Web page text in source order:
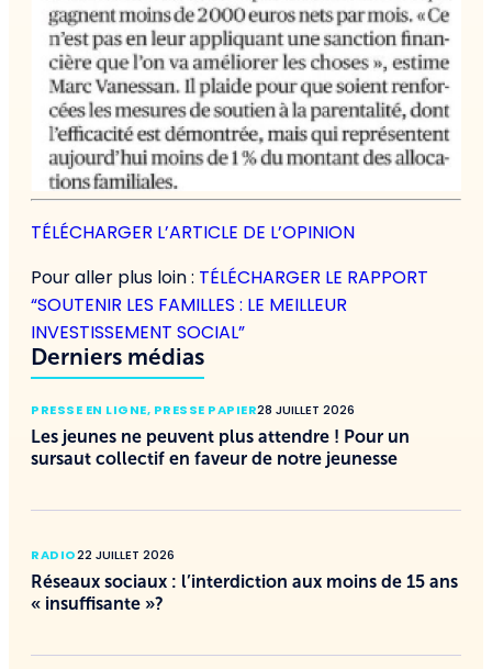
TÉLÉCHARGER L’ARTICLE DE L’OPINION
Pour aller plus loin : TÉLÉCHARGER LE RAPPORT
“SOUTENIR LES FAMILLES : LE MEILLEUR
INVESTISSEMENT SOCIAL”
Derniers médias
PRESSE EN LIGNE, PRESSE PAPIER28 JUILLET 2026
Les jeunes ne peuvent plus attendre ! Pour un
sursaut collectif en faveur de notre jeunesse
RADIO22 JUILLET 2026
Réseaux sociaux : l’interdiction aux moins de 15 ans
« insuffisante »?